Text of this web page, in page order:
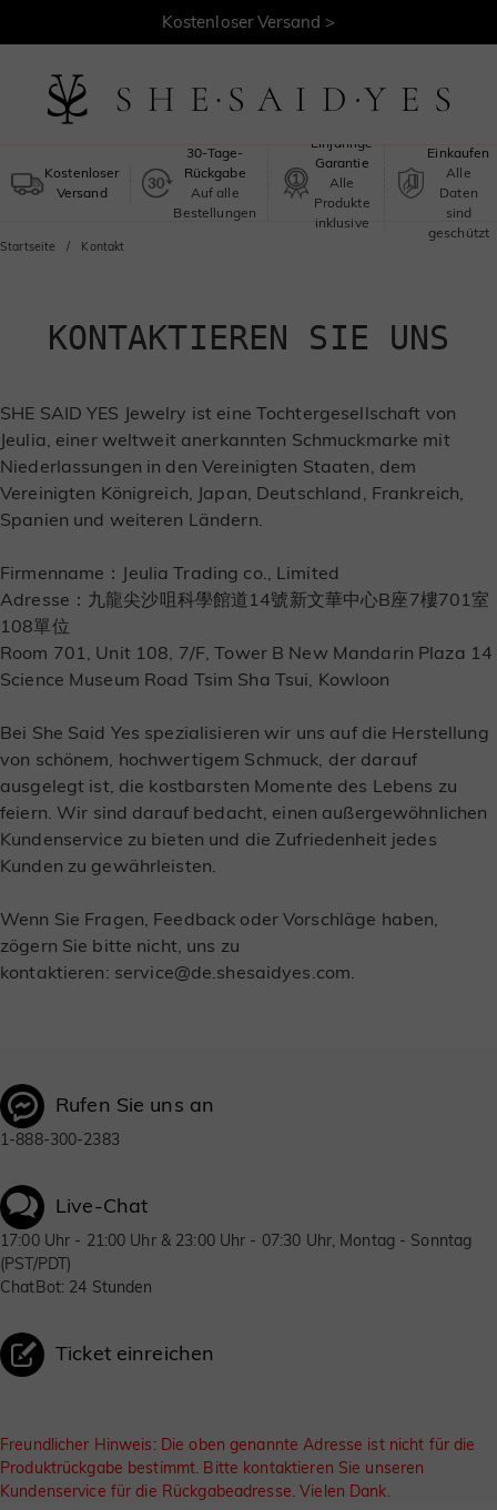
Kostenloser Versand >
Kostenloser
Versand
30-Tage-
Rückgabe
Auf alle
Bestellungen
Einjährige
Garantie
Alle
Produkte
inklusive
Einkaufen
Alle
Daten
sind
geschützt
Startseite Kontakt
KONTAKTIEREN SIE UNS
SHE SAID YES Jewelry ist eine Tochtergesellschaft von
Jeulia, einer weltweit anerkannten Schmuckmarke mit
Niederlassungen in den Vereinigten Staaten, dem
Vereinigten Königreich, Japan, Deutschland, Frankreich,
Spanien und weiteren Ländern.
Firmenname：Jeulia Trading co., Limited
Adresse：九龍尖沙咀科學館道14號新文華中心B座7樓701室
108單位
Room 701, Unit 108, 7/F, Tower B New Mandarin Plaza 14
Science Museum Road Tsim Sha Tsui, Kowloon
Bei She Said Yes spezialisieren wir uns auf die Herstellung
von schönem, hochwertigem Schmuck, der darauf
ausgelegt ist, die kostbarsten Momente des Lebens zu
feiern. Wir sind darauf bedacht, einen außergewöhnlichen
Kundenservice zu bieten und die Zufriedenheit jedes
Kunden zu gewährleisten.
Wenn Sie Fragen, Feedback oder Vorschläge haben,
zögern Sie bitte nicht, uns zu
kontaktieren: service@de.shesaidyes.com.
Rufen Sie uns an
1-888-300-2383
Live-Chat
17:00 Uhr - 21:00 Uhr & 23:00 Uhr - 07:30 Uhr, Montag - Sonntag
(PST/PDT)
ChatBot: 24 Stunden
Ticket einreichen
Freundlicher Hinweis: Die oben genannte Adresse ist nicht für die
Produktrückgabe bestimmt. Bitte kontaktieren Sie unseren
Kundenservice für die Rückgabeadresse. Vielen Dank.